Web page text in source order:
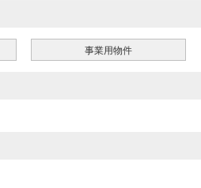
事業用物件